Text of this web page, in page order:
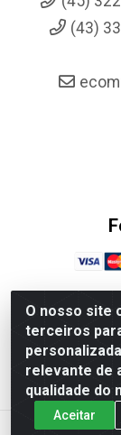
O nosso site
terceiros
relevante de
qualidade do
Aceitar
(43)
Jumbo
161 -